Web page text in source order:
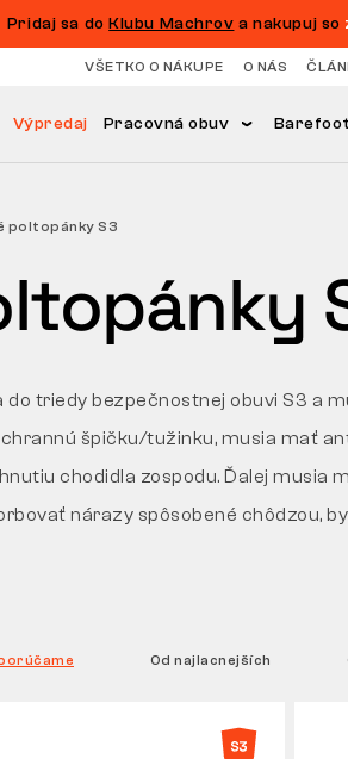
Pridaj sa doKlubu Machrov a nakupuj so
VŠETKO O NÁKUPE O NÁS
Výpredaj Pracovná obuv Barefoot
poltopánky S3
triedy bezpečnostnej obuvi S3 a
špičku/tužinku, musia mať
chodidla zospodu. Ďalej musia
nárazy spôsobené chôdzou,
Od najlacnejších